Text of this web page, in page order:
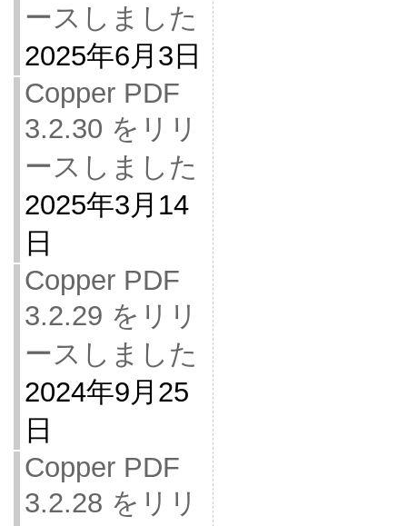
ースしました
2025年6月3日
Copper PDF
3.2.30 をリリ
ースしました
2025年3月14
日
Copper PDF
3.2.29 をリリ
ースしました
2024年9月25
日
Copper PDF
3.2.28 をリリ